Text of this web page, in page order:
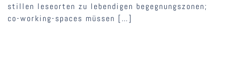
stillen leseorten zu lebendigen begegnungszonen;
co-working-spaces müssen […]